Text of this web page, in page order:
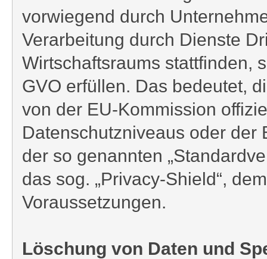
vorwiegend durch
Verarbeitung durch Dienste
Wirtschaftsraums stattfinden,
GVO erfüllen. Das bedeutet,
von der EU-Kommission
Datenschutzniveaus oder der
der so genannten
das sog. „Privacy-Shield“,
Voraussetzungen.
Löschung von Daten und